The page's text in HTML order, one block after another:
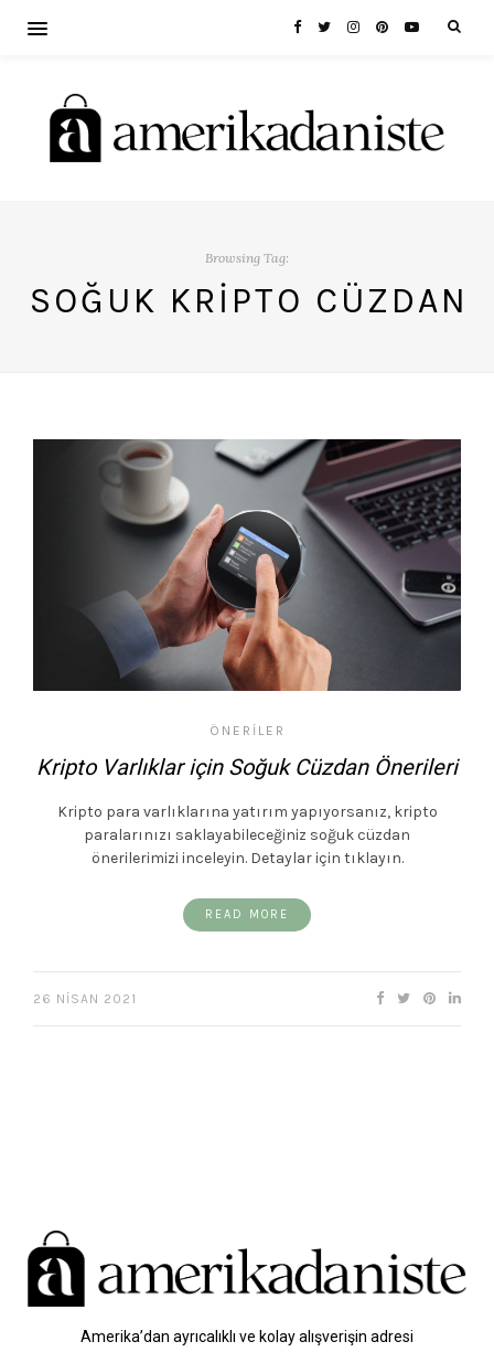
Browsing Tag:
SOĞUK KRIPTO CÜZDAN
ÖNERILER
Kripto Varlıklar için Soğuk Cüzdan Önerileri
Kripto para varlıklarına yatırım yapıyorsanız, kripto
paralarınızı saklayabileceğiniz soğuk cüzdan
önerilerimizi inceleyin. Detaylar için tıklayın.
READ MORE
26 NISAN 2021
Amerika’dan ayrıcalıklı ve kolay alışverişin adresi